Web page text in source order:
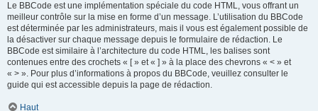
Le BBCode est une implémentation spéciale du code HTML, vous offrant un
meilleur contrôle sur la mise en forme d’un message. L’utilisation du BBCode
est déterminée par les administrateurs, mais il vous est également possible de
la désactiver sur chaque message depuis le formulaire de rédaction. Le
BBCode est similaire à l’architecture du code HTML, les balises sont
contenues entre des crochets « [ » et « ] » à la place des chevrons « < » et
« > ». Pour plus d’informations à propos du BBCode, veuillez consulter le
guide qui est accessible depuis la page de rédaction.
Haut